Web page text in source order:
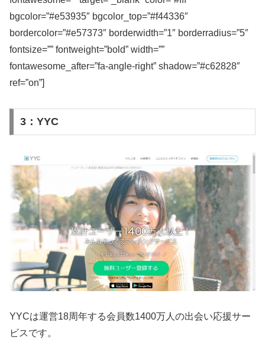
bgcolor=”#e53935″ bgcolor_top=”#f44336″
bordercolor=”#e57373″ borderwidth=”1″ borderradius=”5″
fontsize=”” fontweight=”bold” width=””
fontawesome_after=”fa-angle-right” shadow=”#c62828″
ref=”on”]
3：YYC
YYCは運営18周年する会員数1400万人の出会い応援サー
ビスです。